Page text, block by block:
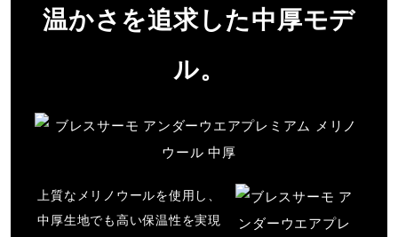
弱い操作によるウエットクリーニン
グができる
サイズ
カラー
温かさを追求した中厚モデ
ル。
上質なメリノウールを使用し、
中厚生地でも高い保温性を実現